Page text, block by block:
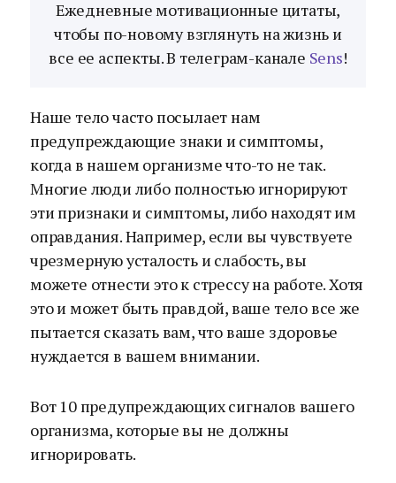
Ежедневные мотивационные цитаты,
чтобы по-новому взглянуть на жизнь и
все ее аспекты. В телеграм-канале Sens!
Наше тело часто посылает нам
предупреждающие знаки и симптомы,
когда в нашем организме что-то не так.
Многие люди либо полностью игнорируют
эти признаки и симптомы, либо находят им
оправдания. Например, если вы чувствуете
чрезмерную усталость и слабость, вы
можете отнести это к стрессу на работе. Хотя
это и может быть правдой, ваше тело все же
пытается сказать вам, что ваше здоровье
нуждается в вашем внимании.
Вот 10 предупреждающих сигналов вашего
организма, которые вы не должны
игнорировать.